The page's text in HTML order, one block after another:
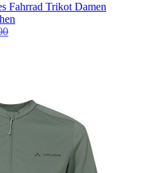
Fahrrad Trikot Damen